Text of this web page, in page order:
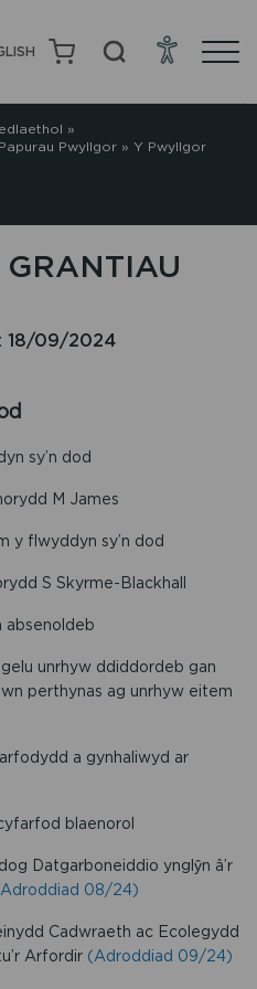
»
Papurau Pwyllgor » Y Pwyllgor
: 18/09/2024
sy’n dod
M James
y flwyddyn sy’n dod
S Skyrme-Blackhall
absenoldeb
unrhyw ddiddordeb gan
perthynas ag unrhyw eitem
a gynhaliwyd ar
blaenorol
Datgarboneiddio ynglŷn â’r
08/24)
Cadwraeth ac Ecolegydd
Arfordir (Adroddiad 09/24)